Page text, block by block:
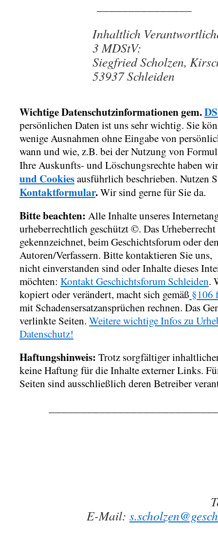
Inhaltlich
3 MDStV:
Siegfried Scholzen,
53937 Schleiden
Wichtige Datenschutzinformationen gem.
persönlichen Daten ist uns sehr wichtig. Sie
wenige Ausnahmen ohne Eingabe von
wann und wie, z.B. bei der Nutzung von
Ihre Auskunfts- und Löschungsrechte haben
und Cookiesausführlich beschrieben. Nutzen
Kontaktformular.Wir sind gerne für Sie da.
Bitte beachten: Alle Inhalte unseres
urheberrechtlich geschützt ©. Das
gekennzeichnet, beim Geschichtsforum oder
Autoren/Verfassern. Bitte kontaktieren Sie
nicht einverstanden sind oder Inhalte dieses
möchten: Kontakt Geschichtsforum Schleiden.
kopiert oder verändert, macht sich gemäß §106
mit Schadensersatzansprüchen rechnen. Das
verlinkte Seiten. Weitere wichtige Infos zu
Datenschutz!
Haftungshinweis: Trotz sorgfältiger
keine Haftung für die Inhalte externer Links.
Seiten sind ausschließlich deren Betreiber
E-Mail: